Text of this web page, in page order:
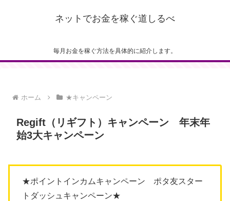
ネットでお金を稼ぐ道しるべ
毎月お金を稼ぐ方法を具体的に紹介します。
ホーム ★キャンペーン
Regift（リギフト）キャンペーン 年末年
始3大キャンペーン
★ポイントインカムキャンペーン ポタ友スター
トダッシュキャンペーン★